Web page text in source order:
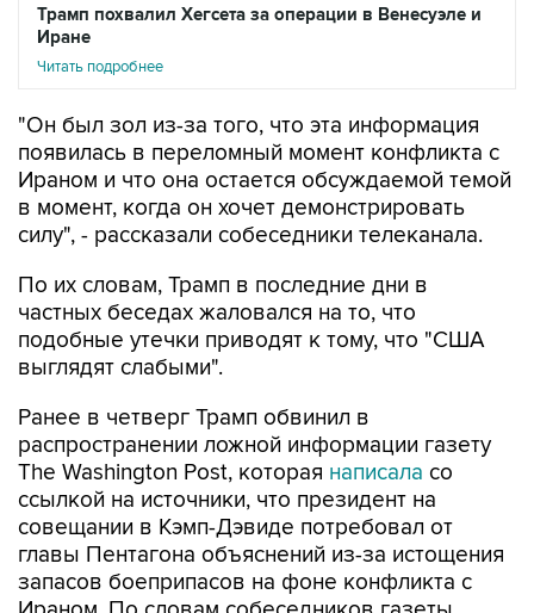
Читать подробнее
"Он был зол из-за того, что эта информация
Ираном и что она остается обсуждаемой темой
в момент, когда он хочет демонстрировать
силу", - рассказали собеседники телеканала.
По их словам, Трамп в последние дни в
подобные утечки приводят к тому, что "США
выглядят слабыми".
Ранее в четверг Трамп обвинил в
The Washington Post, котораянаписала
ссылкой на источники, что президент на
совещании в Кэмп-Дэвиде потребовал от
главы Пентагона объяснений из-за истощения
запасов боеприпасов на фоне конфликта с
Ираном. По словам собеседников газеты,
Трамп выразил негодование по поводу того,